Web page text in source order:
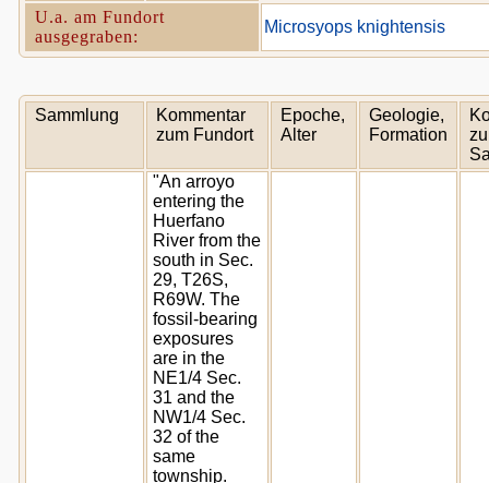
U.a. am Fundort
ausgegraben:
Microsyops knightensis
Sammlung
Kommentar
zum Fundort
Epoche,
Alter
Geologie,
Formation
"An arroyo
entering the
Huerfano
River from the
south in Sec.
29, T26S,
R69W. The
fossil-bearing
exposures
are in the
NE1/4 Sec.
31 and the
NW1/4 Sec.
32 of the
same
township.